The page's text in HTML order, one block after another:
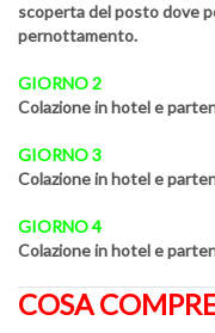
scoperta del posto dove
pernottamento.
GIORNO 2
Colazione in hotel e
GIORNO 3
Colazione in hotel e
GIORNO 4
Colazione in hotel e
COSA